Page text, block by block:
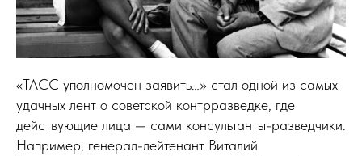
«ТАСС уполномочен заявить…» стал одной из самых
удачных лент о советской контрразведке, где
действующие лица — сами консультанты-разведчики.
Например, генерал-лейтенант Виталий